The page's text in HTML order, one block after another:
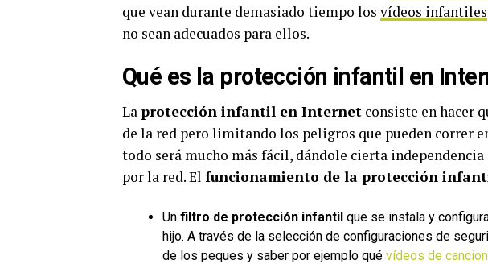
que vean durante demasiado tiempo los vídeos infantiles
no sean adecuados para ellos.
Qué es la protección infantil en
La protección infantil en Internet consiste en hacer
de la red pero limitando los peligros que pueden correr
todo será mucho más fácil, dándole cierta
por la red. El funcionamiento de la protección
Un filtro de protección infantil que se instala y
hijo. A través de la selección de configuraciones de
de los peques y saber por ejemplo qué vídeos de